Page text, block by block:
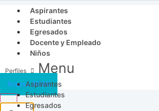
Aspirantes
Estudiantes
Egresados
Docente y Empleado
Niños
Menu
Aspirantes
Estudiantes
Egresados
Acceso SICAU